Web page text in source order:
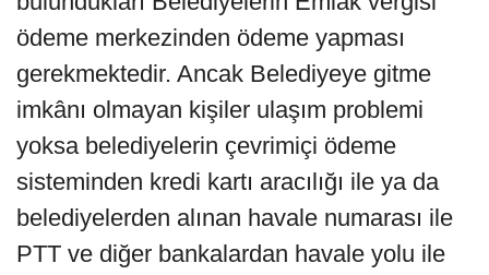
ödeme merkezinden ödeme yapması
gerekmektedir. Ancak Belediyeye gitme
imkânı olmayan kişiler ulaşım problemi
yoksa belediyelerin çevrimiçi ödeme
sisteminden kredi kartı aracılığı ile ya da
belediyelerden alınan havale numarası ile
PTT ve diğer bankalardan havale yolu ile